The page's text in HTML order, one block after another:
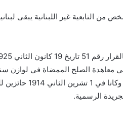
بشخص من التابعية غير اللبنانية
على الشكل التالي:
العثمانية.
الرسمية.